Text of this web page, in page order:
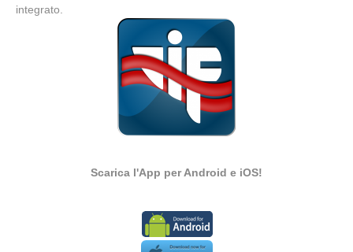
integrato.
Scarica l'App per Android e iOS!